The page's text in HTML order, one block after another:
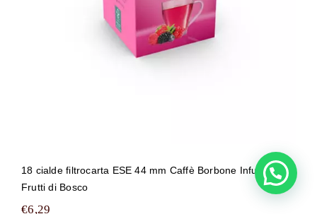
18 cialde filtrocarta ESE 44 mm Caffè Borbone Infuso ai
Frutti di Bosco
€6,29
Hai bisogno di aiuto ?